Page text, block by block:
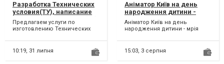
Разработка Технических
условия(ТУ), написание
Технических условий (ТУ)
Предлагаем услуги по
изготовлению Технических
продукции или услуг "под
ключ",...
10:19, 31 липня
Аніматор Київ на день
народження дитини -
мрія кожної дитини.
Аніматор Київ на день
народження дитини - мрія
стануть кращими друзям...
15:03, 3 серпня